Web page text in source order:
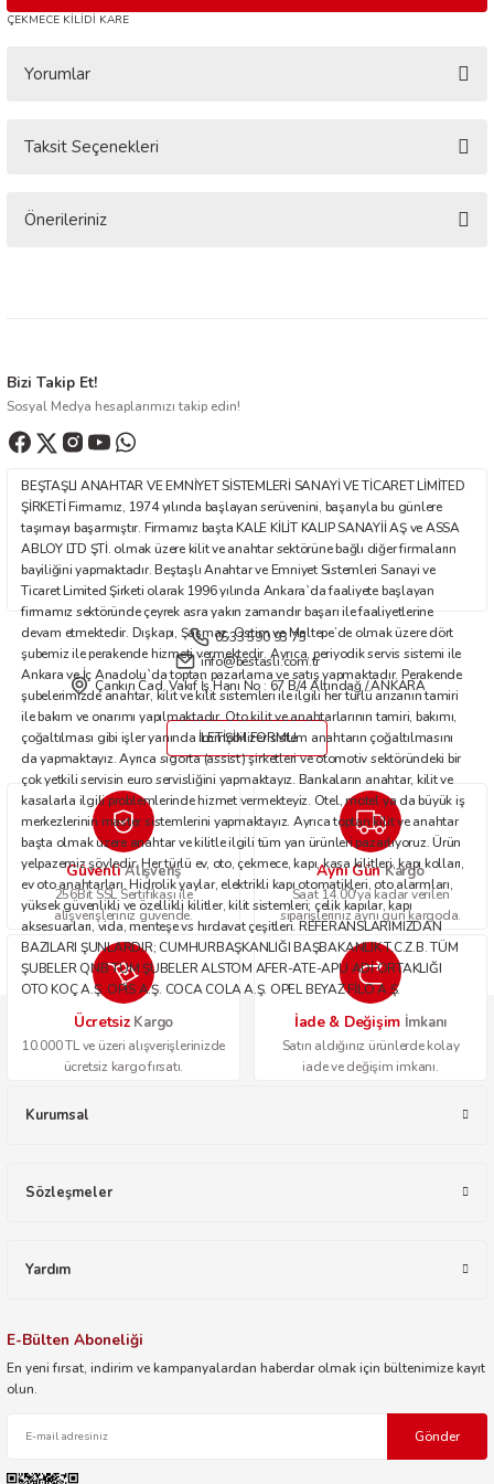
ÇEKMECE KİLİDİ KARE
Yorumlar
Bu ürüne ilk yorumu siz yapın!
Taksit Seçenekleri
Önerileriniz
Ürün resmi kalitesiz, bozuk veya görüntülenemiyor.
Ürün açıklamasında eksik bilgiler bulunuyor.
Ürün bilgilerinde hatalar bulunuyor.
Bu ürüne benzer farklı alternatifler olmalı.
Gönder
Bizi Takip Et!
Sosyal Medya hesaplarımızı takip edin!
BEŞTAŞLI ANAHTAR VE EMNİYET SİSTEMLERİ SANAYİ VE TİCARET LİMİTED
ŞİRKETİ Firmamız, 1974 yılında başlayan serüvenini, başarıyla bu günlere
taşımayı başarmıştır. Firmamız başta KALE KİLİT KALIP SANAYİİ AŞ ve ASSA
ABLOY LTD ŞTİ. olmak üzere kilit ve anahtar sektörüne bağlı diğer firmaların
bayiliğini yapmaktadır. Beştaşlı Anahtar ve Emniyet Sistemleri Sanayi ve
Ticaret Limited Şirketi olarak 1996 yılında Ankara`da faaliyete başlayan
firmamız sektöründe çeyrek asra yakın zamandır başarı ile faaliyetlerine
devam etmektedir. Dışkapı, Şaşmaz, Ostim ve Maltepe’de olmak üzere dört
şubemiz ile perakende hizmeti vermektedir. Ayrıca, periyodik servis sistemi ile
Ankara ve İç Anadolu`da toptan pazarlama ve satış yapmaktadır. Perakende
şubelerimizde anahtar, kilit ve kilit sistemleri ile ilgili her türlü arızanın tamiri
ile bakım ve onarımı yapılmaktadır. Oto kilit ve anahtarlarının tamiri, bakımı,
çoğaltılması gibi işler yanında immobilizer sistem anahtarın çoğaltılmasını
da yapmaktayız. Ayrıca sigorta (assist) şirketleri ve otomotiv sektöründeki bir
çok yetkili servisin euro servisliğini yapmaktayız. Bankaların anahtar, kilit ve
kasalarla ilgili problemlerinde hizmet vermekteyiz. Otel, motel ya da büyük iş
merkezlerinin master sistemlerini yapmaktayız. Ayrıca toptan kilit ve anahtar
başta olmak üzere anahtar ve kilitle ilgili tüm yan ürünleri pazarlıyoruz. Ürün
yelpazemiz şöyledir: Her türlü ev, oto, çekmece, kapı, kasa kilitleri, kapı kolları,
ev oto anahtarları. Hidrolik yaylar, elektrikli kapı otomatikleri, oto alarmları,
yüksek güvenlikli ve özellikli kilitler, kilit sistemleri; çelik kapılar, kapı
aksesuarları, vida, menteşe vs hırdavat çeşitleri. REFERANSLARIMIZDAN
BAZILARI ŞUNLARDIR; CUMHURBAŞKANLIĞI BAŞBAKANLIK T.C.Z.B. TÜM
ŞUBELER QNB TÜM ŞUBELER ALSTOM AFER-ATE-APU ADİ ORTAKLIĞI
OTO KOÇ A.Ş. OPİS A.Ş. COCA COLA A.Ş. OPEL BEYAZ FİLO A.Ş.
0533 590 93 75
info@bestasli.com.tr
Çankırı Cad. Vakıf İş Hanı No : 67 B/4 Altındağ / ANKARA
İLETİŞİM FORMU
GüvenliAlışveriş
256Bit SSL Sertifikası ile
alışverişleriniz güvende.
Aynı GünKargo
Saat 14.00'ya kadar verilen
siparişleriniz aynı gün kargoda.
Ücretsiz Kargo
10.000 TL ve üzeri alışverişlerinizde
ücretsiz kargo fırsatı.
İade & Değişim İmkanı
Satın aldığınız ürünlerde kolay
iade ve değişim imkanı.
Kurumsal
Sözleşmeler
Yardım
E-Bülten Aboneliği
En yeni fırsat, indirim ve kampanyalardan haberdar olmak için bültenimize kayıt
olun.
Gönder